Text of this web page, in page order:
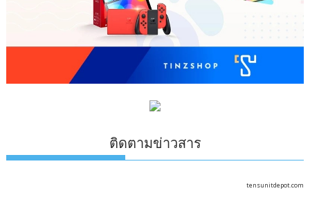
ติดตามข่าวสาร
tensunitdepot.com